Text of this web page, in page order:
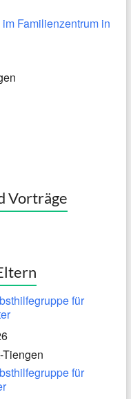
Familienzentrum in
Vorträge
für
für